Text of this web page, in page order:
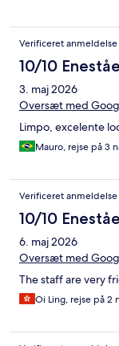
Verificeret anmeldelse
10/10
3. maj 2026
Oversæt med
Limpo, excelente
Mauro, rejse på 3
Verificeret anmeldelse
10/10
6. maj 2026
Oversæt med
The staff are very
Oi Ling, rejse på 2